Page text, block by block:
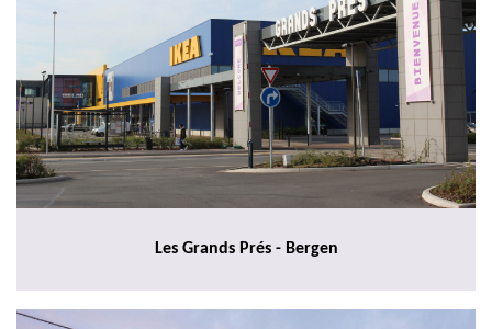
Les Grands Prés - Bergen